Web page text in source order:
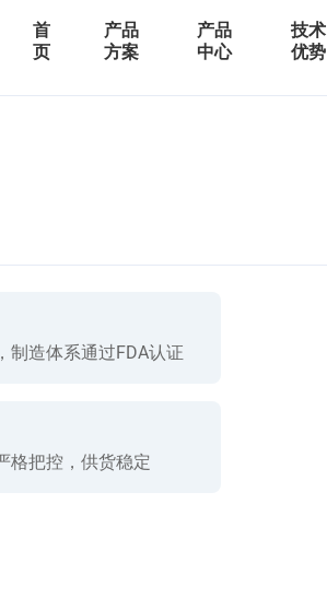
首
页
产品
方案
产品
中心
技术
优势
制造体系通过FDA认证
格把控，供货稳定